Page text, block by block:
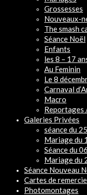
Grossesses
Nouveaux-
The smash
Séance Noël
Enfants
les 8 – 17
Au Feminin
Le 8
Carnaval
Macro
Reportages
Galeries Privées
séance du
Mariage du
Séance du
Mariage du
Séance Nouveau
Cartes de
Photomontages